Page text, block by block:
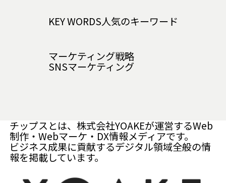
KEY WORDS人気のキーワード
マーケティング戦略
SNSマーケティング
チップスとは、株式会社YOAKEが運営するWeb
制作・Webマーケ・DX情報メディアです。
ビジネス成果に貢献するデジタル領域全般の情
報を掲載しています。